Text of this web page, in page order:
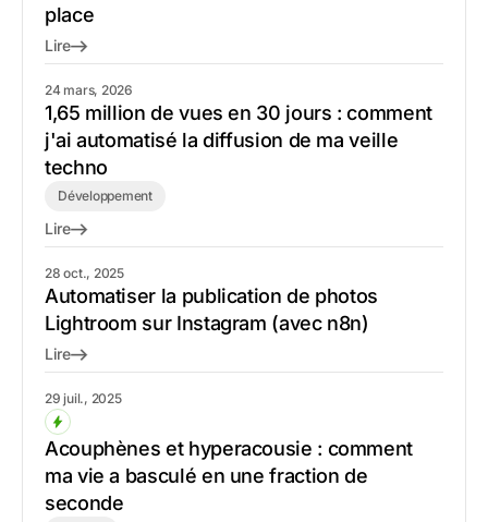
place
Lire
24 mars, 2026
1,65 million de vues en 30 jours : comment
j'ai automatisé la diffusion de ma veille
techno
Développement
Lire
28 oct., 2025
Automatiser la publication de photos
Lightroom sur Instagram (avec n8n)
Lire
29 juil., 2025
Acouphènes et hyperacousie : comment
ma vie a basculé en une fraction de
seconde